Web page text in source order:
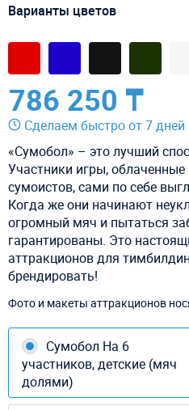
Варианты цветов
786 250 ₸
Сделаем быстро от 7 дней
«Сумобол» – это лучший
Участники игры,
сумоистов, сами по себе
Когда же они начинают
огромный мяч и пытаться
гарантированы. Это
аттракционов для
брендировать!
Фото и макеты аттракционов
Сумобол На 6
участников, детские (мяч
долями)